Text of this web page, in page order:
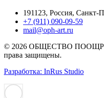
191123, Россия, Санкт-
+7 (911) 090-09-59
mail@oph-art.ru
© 2026 ОБЩЕСТВО
права защищены.
Разработка: InRus Studio